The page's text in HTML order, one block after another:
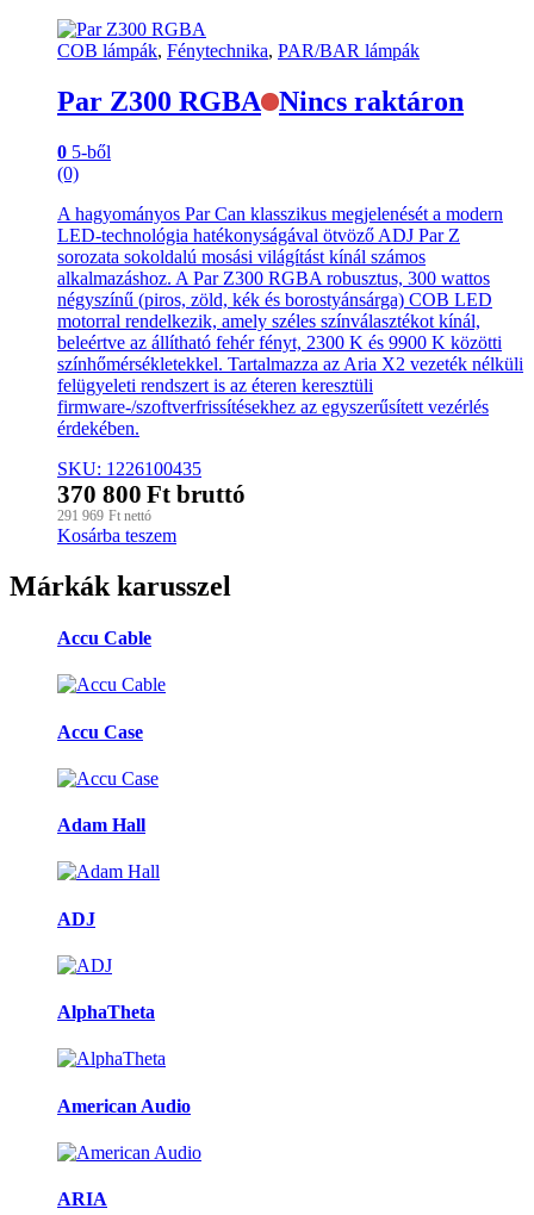
COB lámpák, Fénytechnika, PAR/BAR lámpák
Par Z300 RGBA Nincs raktáron
0 5-ből
(0)
A hagyományos Par Can klasszikus megjelenését a modern
LED-technológia hatékonyságával ötvöző ADJ Par Z
sorozata sokoldalú mosási világítást kínál számos
alkalmazáshoz. A Par Z300 RGBA robusztus, 300 wattos
négyszínű (piros, zöld, kék és borostyánsárga) COB LED
motorral rendelkezik, amely széles színválasztékot kínál,
beleértve az állítható fehér fényt, 2300 K és 9900 K közötti
színhőmérsékletekkel. Tartalmazza az Aria X2 vezeték nélküli
felügyeleti rendszert is az éteren keresztüli
firmware-/szoftverfrissítésekhez az egyszerűsített vezérlés
érdekében.
SKU: 1226100435
370 800 Ft bruttó
291 969 Ft nettó
Kosárba teszem
Márkák karusszel
Accu Cable
Accu Case
Adam Hall
ADJ
AlphaTheta
American Audio
ARIA